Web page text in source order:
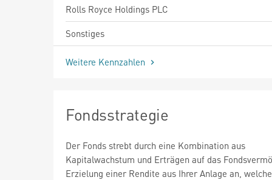
Rolls Royce Holdings PLC
Sonstiges
Weitere Kennzahlen
Fondsstrategie
Der Fonds strebt durch eine Kombination aus
Kapitalwachstum und Erträgen auf das
Erzielung einer Rendite aus Ihrer Anlage an,